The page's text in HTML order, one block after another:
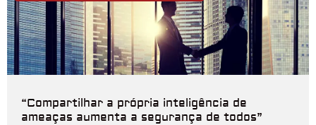
“Compartilhar a própria inteligência de
ameaças aumenta a segurança de todos”